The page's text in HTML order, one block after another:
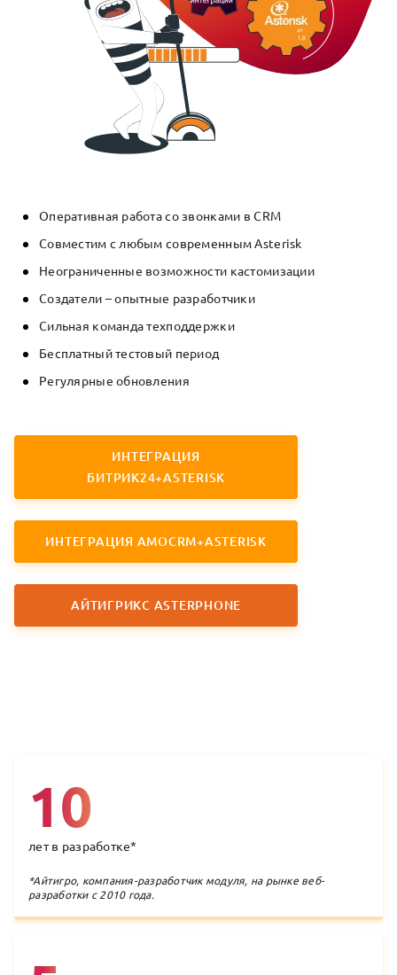
Оперативная работа со звонками в CRM
Совместим с любым современным Asterisk
Неограниченные возможности кастомизации
Создатели – опытные разработчики
Сильная команда техподдержки
Бесплатный тестовый период
Регулярные обновления
ИНТЕГРАЦИЯ
БИТРИК24+ASTERISK
ИНТЕГРАЦИЯ AMOCRM+ASTERISK
АЙТИГРИКС ASTERPHONE
10
лет в разработке*
*Айтигро, компания-разработчик модуля, на рынке веб-
разработки с 2010 года.